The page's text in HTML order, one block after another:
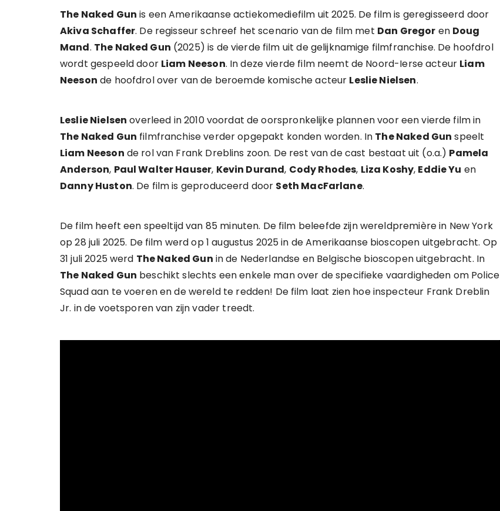
The Naked Gun is een Amerikaanse actiekomediefilm uit 2025. De film is geregisseerd door
Akiva Schaffer. De regisseur schreef het scenario van de film met Dan Gregor en Doug
Mand. The Naked Gun (2025) is de vierde film uit de gelijknamige filmfranchise. De hoofdrol
wordt gespeeld door Liam Neeson. In deze vierde film neemt de Noord-Ierse acteur Liam
Neeson de hoofdrol over van de beroemde komische acteur Leslie Nielsen.
Leslie Nielsen overleed in 2010 voordat de oorspronkelijke plannen voor een vierde film in
The Naked Gun filmfranchise verder opgepakt konden worden. In The Naked Gun speelt
Liam Neeson de rol van Frank Dreblins zoon. De rest van de cast bestaat uit (o.a.) Pamela
Anderson, Paul Walter Hauser, Kevin Durand, Cody Rhodes, Liza Koshy, Eddie Yu en
Danny Huston. De film is geproduceerd door Seth MacFarlane.
De film heeft een speeltijd van 85 minuten. De film beleefde zijn wereldpremière in New York
op 28 juli 2025. De film werd op 1 augustus 2025 in de Amerikaanse bioscopen uitgebracht. Op
31 juli 2025 werd The Naked Gun in de Nederlandse en Belgische bioscopen uitgebracht. In
The Naked Gun beschikt slechts een enkele man over de specifieke vaardigheden om Police
Squad aan te voeren en de wereld te redden! De film laat zien hoe inspecteur Frank Dreblin
Jr. in de voetsporen van zijn vader treedt.